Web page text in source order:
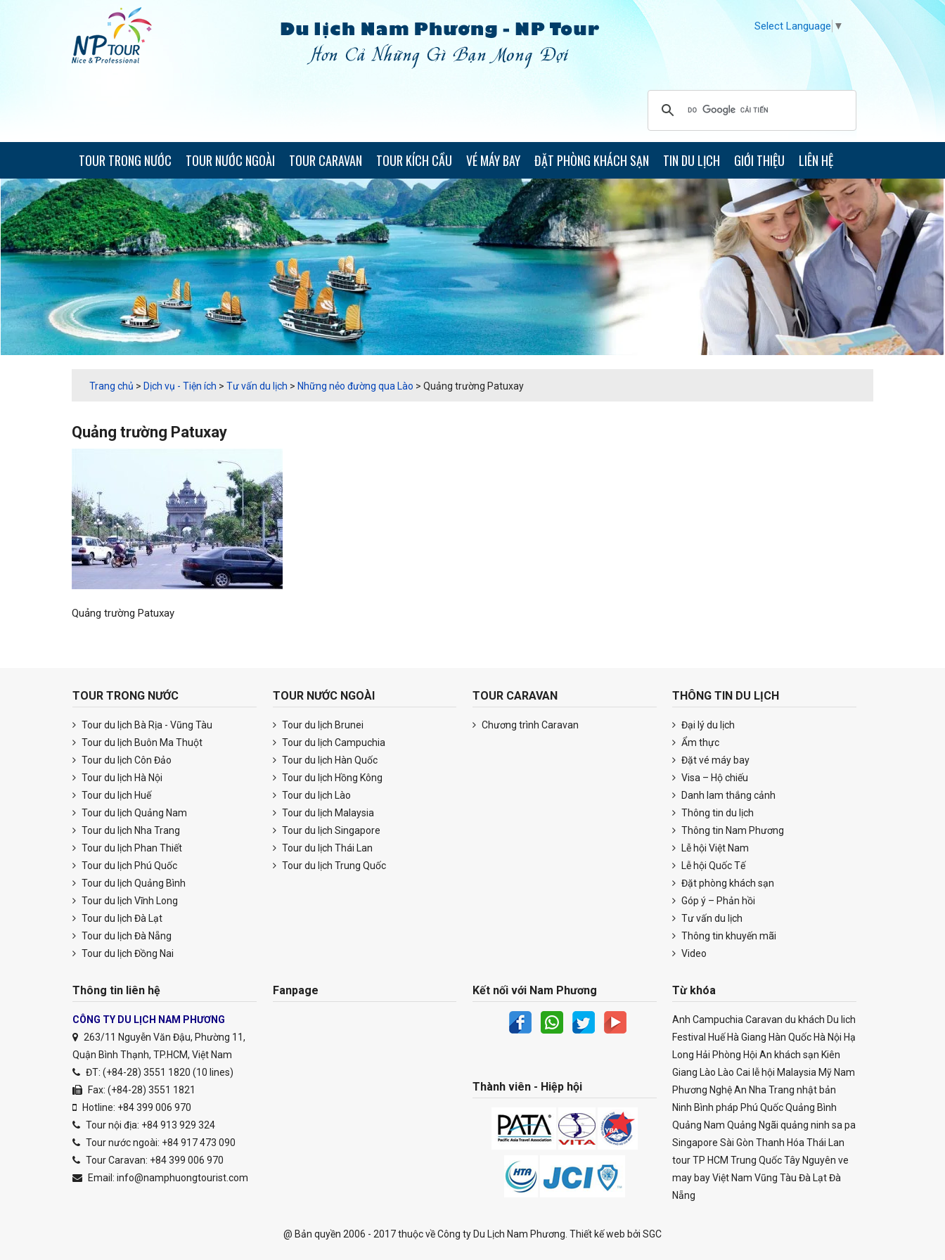
Select Language ▼
TOUR TRONG NƯỚC TOUR NƯỚC NGOÀI TOUR CARAVAN TOUR KÍCH CẦU VÉ MÁY BAY ĐẶT PHÒNG KHÁCH SẠN TIN DU LỊCH GIỚI THIỆU LIÊN HỆ
Trang chủ > Dịch vụ - Tiện ích > Tư vấn du lịch > Những nẻo đường qua Lào > Quảng trường Patuxay
Quảng trường Patuxay
Quảng trường Patuxay
TOUR TRONG NƯỚC
Tour du lịch Bà Rịa - Vũng Tàu
Tour du lịch Buôn Ma Thuột
Tour du lịch Côn Đảo
Tour du lịch Hà Nội
Tour du lịch Huế
Tour du lịch Quảng Nam
Tour du lịch Nha Trang
Tour du lịch Phan Thiết
Tour du lịch Phú Quốc
Tour du lịch Quảng Bình
Tour du lịch Vĩnh Long
Tour du lịch Đà Lạt
Tour du lịch Đà Nẵng
Tour du lịch Đồng Nai
TOUR NƯỚC NGOÀI
Tour du lịch Brunei
Tour du lịch Campuchia
Tour du lịch Hàn Quốc
Tour du lịch Hồng Kông
Tour du lịch Lào
Tour du lịch Malaysia
Tour du lịch Singapore
Tour du lịch Thái Lan
Tour du lịch Trung Quốc
TOUR CARAVAN
Chương trình Caravan
THÔNG TIN DU LỊCH
Đại lý du lịch
Ẩm thực
Đặt vé máy bay
Visa – Hộ chiếu
Danh lam thắng cảnh
Thông tin du lịch
Thông tin Nam Phương
Lễ hội Việt Nam
Lễ hội Quốc Tế
Đặt phòng khách sạn
Góp ý – Phản hồi
Tư vấn du lịch
Thông tin khuyến mãi
Video
Thông tin liên hệ
CÔNG TY DU LỊCH NAM PHƯƠNG
263/11 Nguyễn Văn Đậu, Phường 11,
Quận Bình Thạnh, TP.HCM, Việt Nam
ĐT: (+84-28) 3551 1820 (10 lines)
Fax: (+84-28) 3551 1821
Hotline: +84 399 006 970
Tour nội địa: +84 913 929 324
Tour nước ngoài: +84 917 473 090
Tour Caravan: +84 399 006 970
Email:info@namphuongtourist.com
Fanpage Kết nối với Nam Phương
Thành viên - Hiệp hội
Từ khóa
Anh Campuchia Caravan du khách Du lich
Festival Huế Hà Giang Hàn Quốc Hà Nội Hạ
Long Hải Phòng Hội An khách sạn Kiên
Giang Lào Lào Cai lễ hội Malaysia Mỹ Nam
Phương Nghệ An Nha Trang nhật bản
Ninh Bình pháp Phú Quốc Quảng Bình
Quảng Nam Quảng Ngãi quảng ninh sa pa
Singapore Sài Gòn Thanh Hóa Thái Lan
tour TP HCM Trung Quốc Tây Nguyên ve
may bay Việt Nam Vũng Tàu Đà Lạt Đà
Nẵng
@ Bản quyền 2006 - 2017 thuộc về Công ty Du Lịch Nam Phương. Thiết kế web bởi SGC